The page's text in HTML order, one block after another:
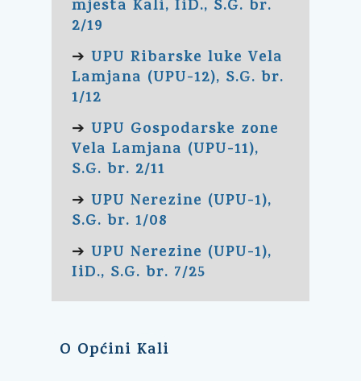
mjesta Kali, IiD., S.G. br.
2/19
➔ UPU Ribarske luke Vela
Lamjana (UPU-12), S.G. br.
1/12
➔ UPU Gospodarske zone
Vela Lamjana (UPU-11),
S.G. br. 2/11
➔ UPU Nerezine (UPU-1),
S.G. br. 1/08
➔ UPU Nerezine (UPU-1),
IiD., S.G. br. 7/25
O Općini Kali